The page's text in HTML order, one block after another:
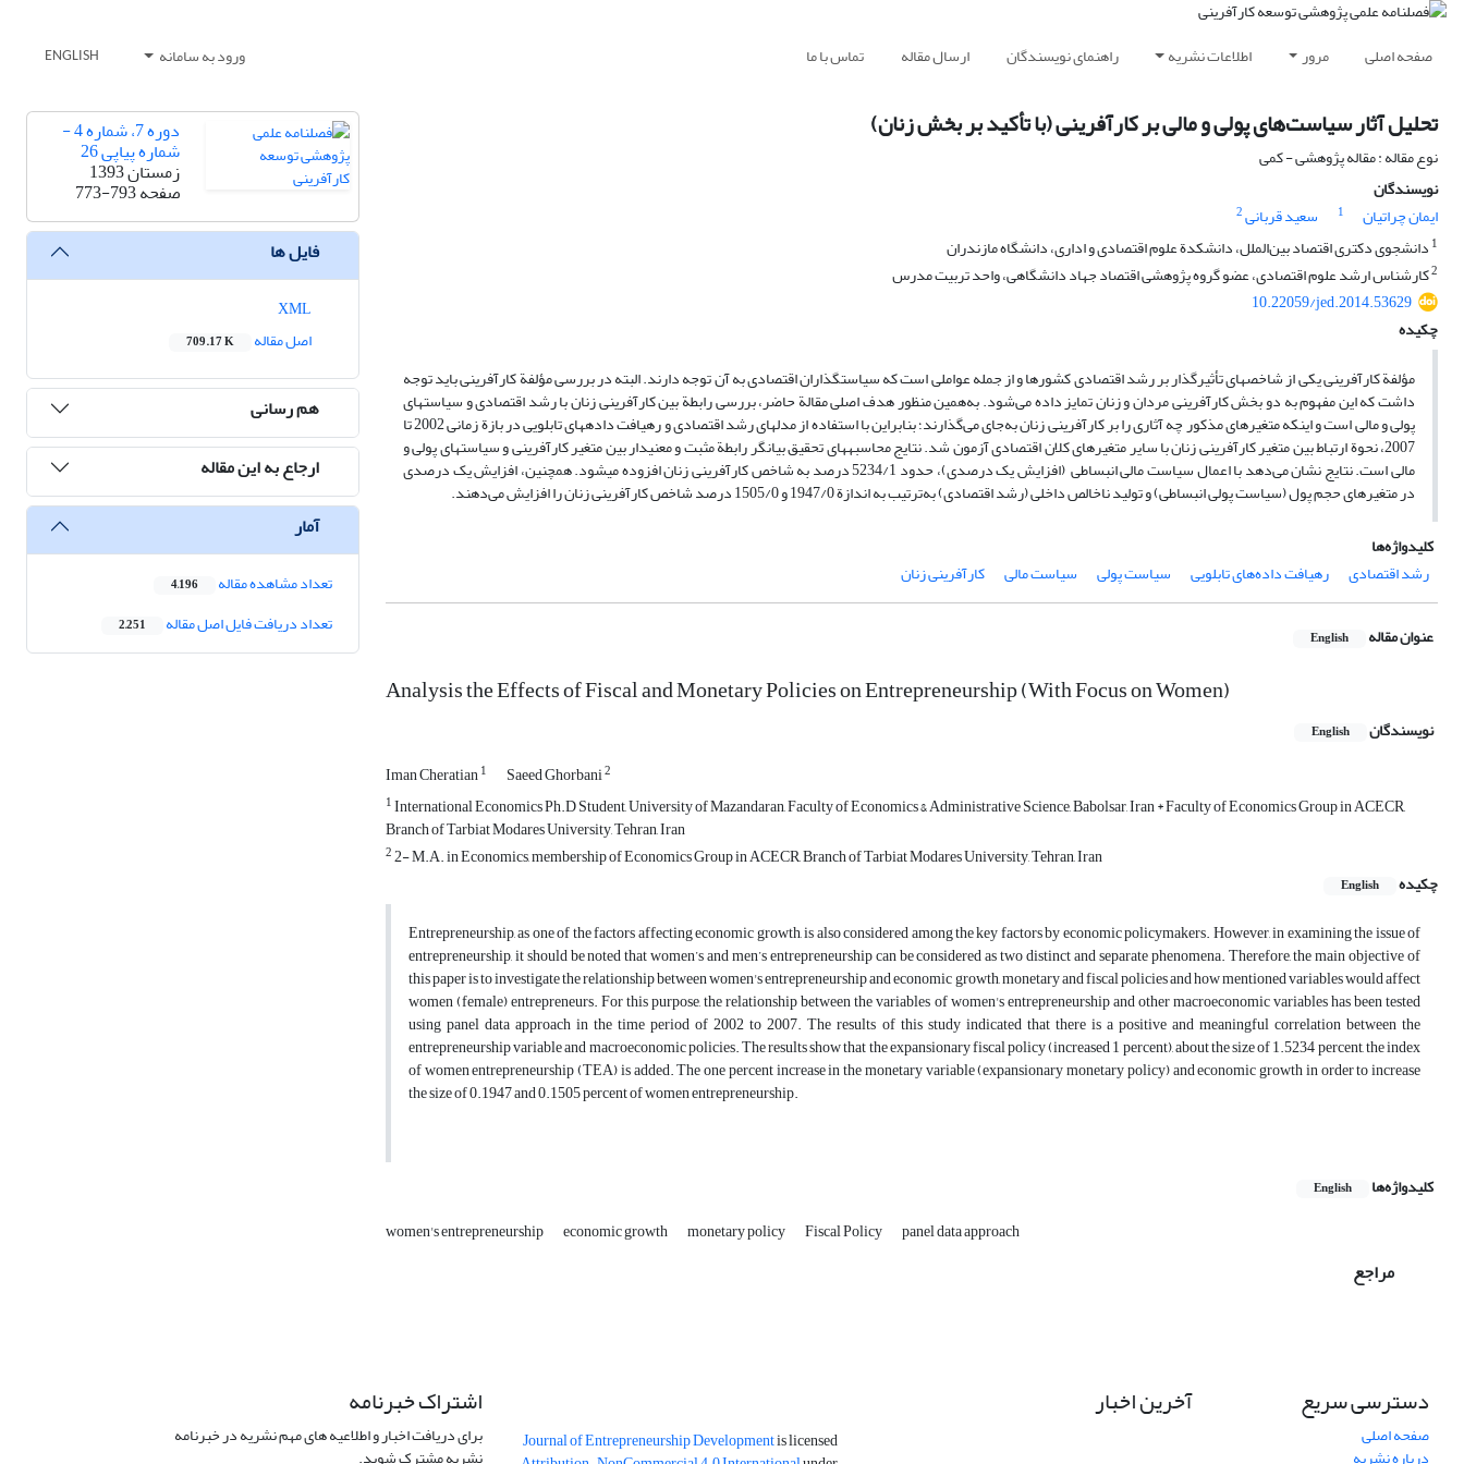
صفحه اصلی مرور اطلاعات نشریه راهنمای نویسندگان ارسال مقاله تماس با ما ورود به سامانه ENGLISH
تحلیل آثار سیاست‌های پولی و مالی بر کارآفرینی (با تأکید بر بخش زنان)
نوع مقاله : مقاله پژوهشی - کمی
نویسندگان
ایمان چراتیان
1 سعید قربانی2
1 دانشجوی دکتری اقتصاد بین‌الملل، دانشکدة علوم اقتصادی و اداری، دانشگاه مازندران
2کارشناس ارشد علوم اقتصادی، عضو گروه پژوهشی اقتصاد جهاد دانشگاهی، واحد تربیت مدرس
10.22059/jed.2014.53629
چکیده
مؤلفة کارآفرینی یکی از شاخص­های تأثیرگذار بر رشد اقتصادی کشورها و از جمله عواملی است که سیاستگذاران اقتصادی به آن توجه دارند. البته در بررسی مؤلفة کارآفرینی باید توجه
داشت که این مفهوم به دو بخش کارآفرینی مردان و زنان تمایز داده می‌شود. به‌همین منظور هدف اصلی مقالة حاضر، بررسی رابطة بین کارآفرینی زنان با رشد اقتصادی و سیاست­های
پولی و مالی است و اینکه متغیرهای مذکور چه آثاری را بر کارآفرینی زنان به‌جای می‌گذارند؛ بنابراین با استفاده از مدل­های رشد اقتصادی و رهیافت داده­های تابلویی در بازة زمانی 2002 تا
2007، نحوة ارتباط بین متغیر کارآفرینی زنان با سایر متغیرهای کلان اقتصادی آزمون شد. نتایج محاسبه­های تحقیق بیانگر رابطة مثبت و معنی­دار بین متغیر کارآفرینی و سیاست­های پولی و
مالی است. نتایج نشان می‌دهد با اعمال سیاست مالی انبساطی (افزایش یک درصدی)، حدود 5234/1 درصد به شاخص کارآفرینی زنان افزوده می­شود. همچنین، افزایش یک درصدی
در متغیرهای حجم پول (سیاست پولی انبساطی) و تولید ناخالص داخلی (رشد اقتصادی) به‌ترتیب به اندازة 1947/0 و 1505/0 درصد شاخص کارآفرینی زنان را افزایش می‌دهند.
کلیدواژه‌ها
رشد اقتصادی
رهیافت داده‌های تابلویی سیاست پولی سیاست مالی کارآفرینی زنان
عنوان مقاله English
Analysis the Effects of Fiscal and Monetary Policies on Entrepreneurship (With Focus on Women)
نویسندگان English
Iman Cheratian1 Saeed Ghorbani2
1International Economics Ph.D Student, University of Mazandaran, Faculty of Economics & Administrative Science, Babolsar, Iran * Faculty of Economics Group in ACECR,
Branch of Tarbiat Modares University, Tehran, Iran
22- M.A. in Economics, membership of Economics Group in ACECR, Branch of Tarbiat Modares University, Tehran, Iran
چکیده
English
Entrepreneurship, as one of the factors affecting economic growth, is also considered among the key factors by economic policymakers. However, in examining the issue of
entrepreneurship, it should be noted that women’s and men’s entrepreneurship can be considered as two distinct and separate phenomena. Therefore, the main objective of
this paper is to investigate the relationship between women's entrepreneurship and economic growth, monetary and fiscal policies and how mentioned variables would affect
women (female) entrepreneurs. For this purpose, the relationship between the variables of women's entrepreneurship and other macroeconomic variables has been tested
using panel data approach in the time period of 2002 to 2007. The results of this study indicated that there is a positive and meaningful correlation between the
entrepreneurship variable and macroeconomic policies. The results show that the expansionary fiscal policy (increased 1 percent), about the size of 1.5234 percent, the index
of women entrepreneurship (TEA) is added. The one percent increase in the monetary variable (expansionary monetary policy) and economic growth in order to increase
the size of 0.1947 and 0.1505 percent of women entrepreneurship.
کلیدواژه‌ها English
women's entrepreneurship economic growth monetary policy Fiscal Policy panel data approach
مراجع
دوره 7، شماره 4 -
شماره پیاپی 26
زمستان 1393
صفحه773-793
فایل ها
اصل مقاله
709.17 K
هم رسانی
ارجاع به این مقاله
آمار
تعداد مشاهده مقاله 4,196
تعداد دریافت فایل اصل مقاله 2,251
دسترسی سریع
صفحه اصلی
آخرین اخبار
Journal of Entrepreneurship Developmentis licensed
اشتراک خبرنامه
برای دریافت اخبار و اطلاعیه های مهم نشریه در خبرنامه